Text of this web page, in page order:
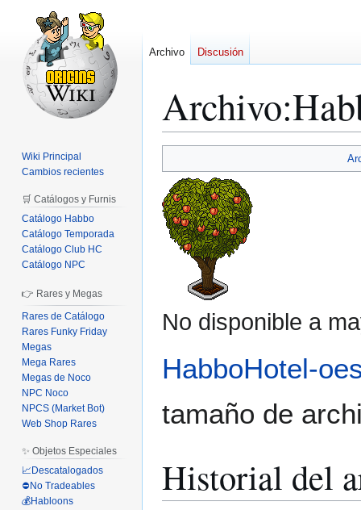
Archivo:
a
la
navegación
a
la
búsqueda
No disponible a
HabboHotel-
tamaño de
Historial del
Archivo Discusión
Wiki Principal
Cambios recientes
🛒 Catálogos y Furnis
Catálogo Habbo
Catálogo Temporada
Catálogo Club HC
Catálogo NPC
👉 Rares y Megas
Rares de Catálogo
Rares Funky Friday
Megas
Mega Rares
Megas de Noco
NPC Noco
NPCS (Market Bot)
Web Shop Rares
✨ Objetos Especiales
📈Descatalogados
⛔No Tradeables
💰Habloons